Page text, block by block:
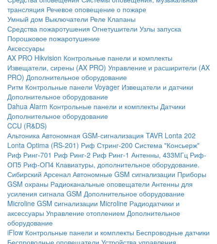
трансляция Речевое оповещение о пожаре
Умный дом Выключатели Реле Клапаны
Средства пожаротушения Огнетушители Узлы запуска
Порошковое пожаротушение
Аксессуары
AX PRO Hikvision Контрольные панели и комплекты
Извещатели, сирены (AX PRO) Управление и расширители (AX
PRO) Дополнительное оборудование
Ритм Контрольные панели Voyager Извещатели и датчики
Дополнительное оборудование
Dahua Alarm Контрольные панели и комплекты Датчики
Дополнительное оборудование
CCU (R&DS)
Альтоника Автономная GSM-сигнализация TAVR Lonta 202
Lonta Optima (RS-201) Риф Стринг-200 Система "Консьерж"
Риф Ринг-701 Риф Ринг-2 Риф Ринг-1 Антенны, 433МГц Риф-
ОП5 Риф-ОП4 Клавиатуры, дополнительное оборудование.
Сибирский Арсенал Автономные GSM сигнализации Приборы
GSM охраны Радиоканальные оповещатели Антенны для
усиления сигнала GSM Дополнительное оборудование
Microline GSM cигнализации Microline Радиодатчики и
аксессуары Управление отоплением Дополнительное
оборудование
iFlow Контрольные панели и комплекты Беспроводные датчики